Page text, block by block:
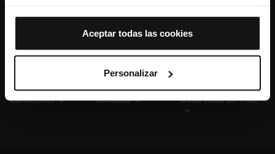
que todas estas cookies se instalen en tu navegador.
tipología de cookies permite indicar si quieres que se
instalen o no las cookies de esa clase.
Una vez que hayas marcado tus preferencias, debes
hacer clic en “Seleccionar y configurar”. Así se instalarán
previamente. Te sugerimos que selecciones las cookies
de personalización, porque permiten recordar tus
opciones de navegación (como el idioma) y mejoran tu
Aceptar todas las cookies
Personalizar
Conócenos Contacta Otras webs de TMB